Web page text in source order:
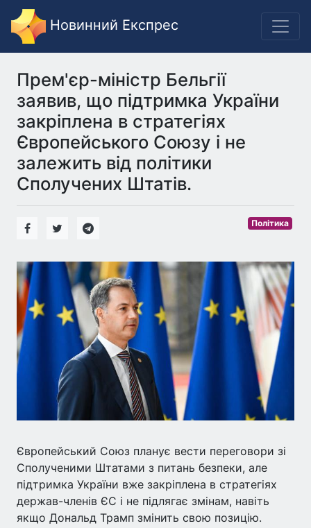
Новинний Експрес
Прем'єр-міністр Бельгії
заявив, що підтримка України
закріплена в стратегіях
Європейського Союзу і не
залежить від політики
Сполучених Штатів.
Політика
Європейський Союз планує вести переговори зі
Сполученими Штатами з питань безпеки, але
підтримка України вже закріплена в стратегіях
держав-членів ЄС і не підлягає змінам, навіть
якщо Дональд Трамп змінить свою позицію.